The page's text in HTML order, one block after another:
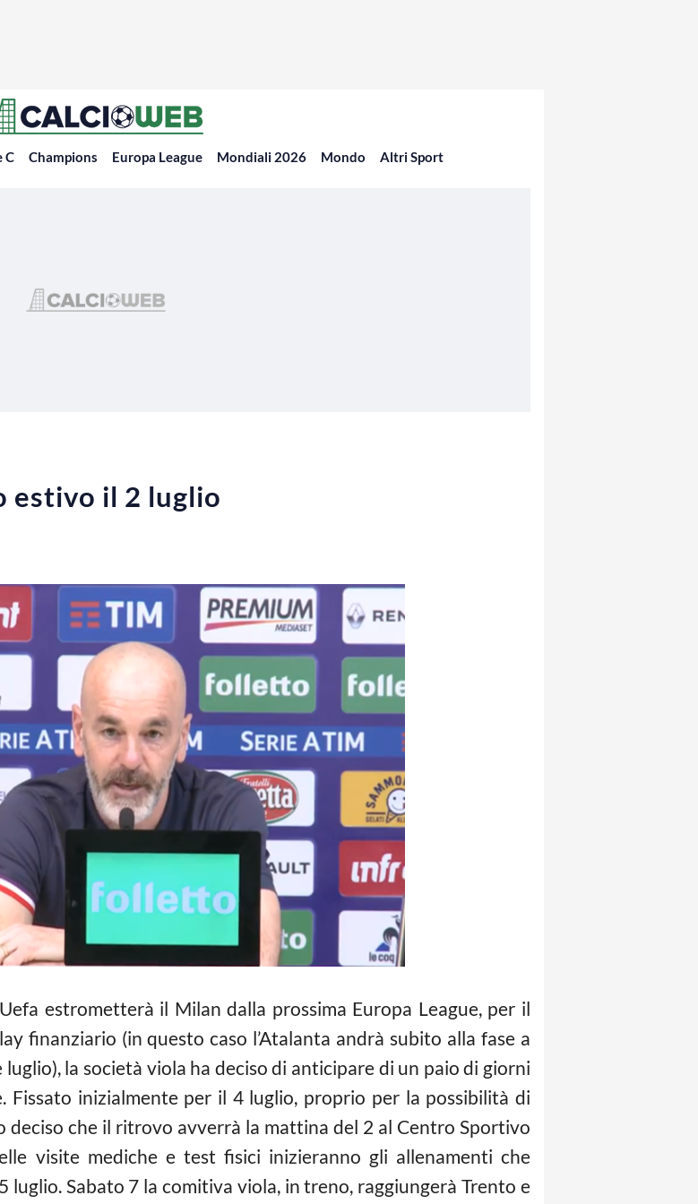
C Champions Europa League Mondiali 2026 Mondo Altri Sport
estivo il 2 luglio
estrometterà il Milan dalla prossima Europa League, per il
finanziario (in questo caso l’Atalanta andrà subito alla fase a
la società viola ha deciso di anticipare di un paio di giorni
Fissato inizialmente per il 4 luglio, proprio per la possibilità di
che il ritrovo avverrà la mattina del 2 al Centro Sportivo
visite mediche e test fisici inizieranno gli allenamenti che
Sabato 7 la comitiva viola, in treno, raggiungerà Trento e